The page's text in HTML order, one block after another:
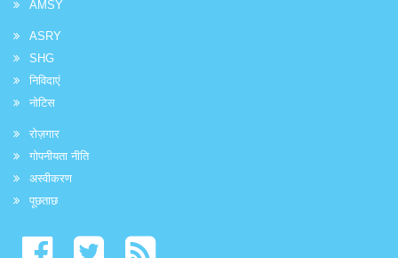
AMSY
ASRY
SHG
निविदाएं
नोटिस
रोज़गार
गोपनीयता नीति
अस्वीकरण
पूछताछ